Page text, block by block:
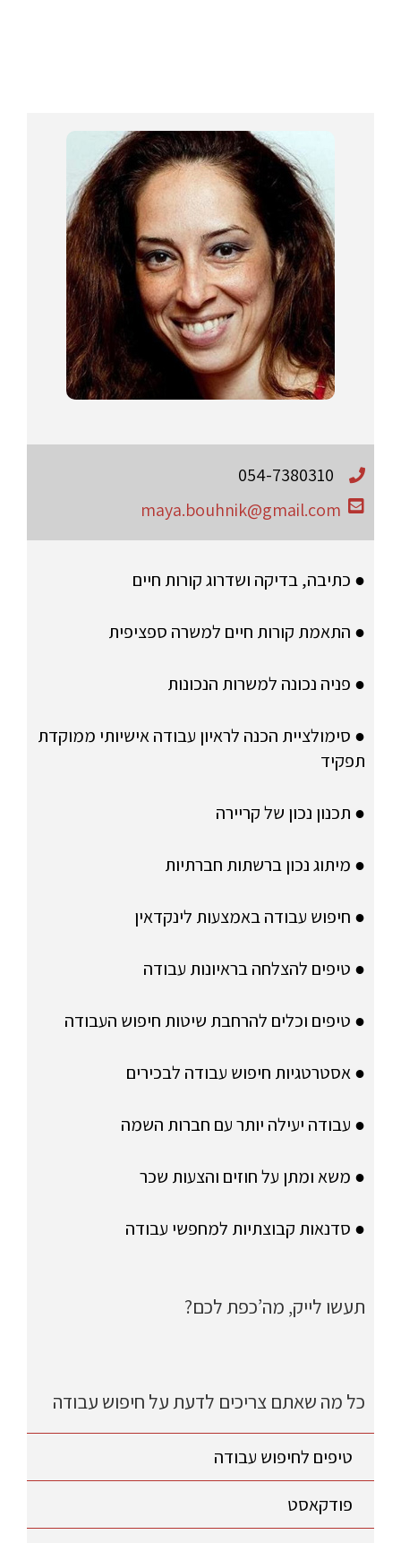
054-7380310
maya.bouhnik@gmail.com
● כתיבה, בדיקה ושדרוג קורות חיים
● התאמת קורות חיים למשרה ספציפית
● פניה נכונה למשרות הנכונות
● סימולציית הכנה לראיון עבודה אישיותי ממוקדת
תפקיד
● תכנון נכון של קריירה
● מיתוג נכון ברשתות חברתיות
● חיפוש עבודה באמצעות לינקדאין
● טיפים להצלחה בראיונות עבודה
● טיפים וכלים להרחבת שיטות חיפוש העבודה
● אסטרטגיות חיפוש עבודה לבכירים
● עבודה יעילה יותר עם חברות השמה
● משא ומתן על חוזים והצעות שכר
● סדנאות קבוצתיות למחפשי עבודה
תעשו לייק, מה’כפת לכם?
כל מה שאתם צריכים לדעת על חיפוש עבודה
טיפים לחיפוש עבודה
פודקאסט